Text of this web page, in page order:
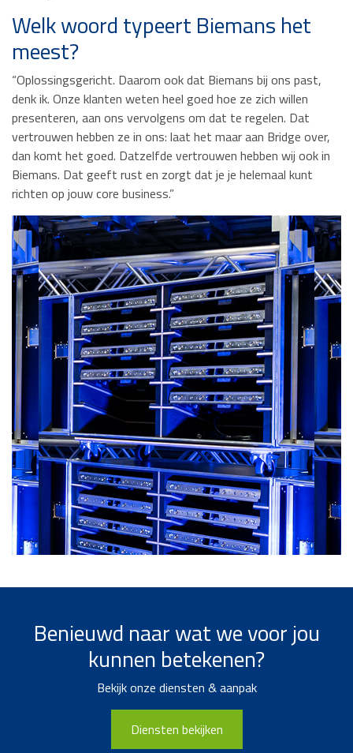
Welk woord typeert Biemans het
meest?
“Oplossingsgericht. Daarom ook dat Biemans bij ons past,
denk ik. Onze klanten weten heel goed hoe ze zich willen
presenteren, aan ons vervolgens om dat te regelen. Dat
vertrouwen hebben ze in ons: laat het maar aan Bridge over,
dan komt het goed. Datzelfde vertrouwen hebben wij ook in
Biemans. Dat geeft rust en zorgt dat je je helemaal kunt
richten op jouw core business.”
Benieuwd naar wat we voor jou
kunnen betekenen?
Bekijk onze diensten & aanpak
Diensten bekijken